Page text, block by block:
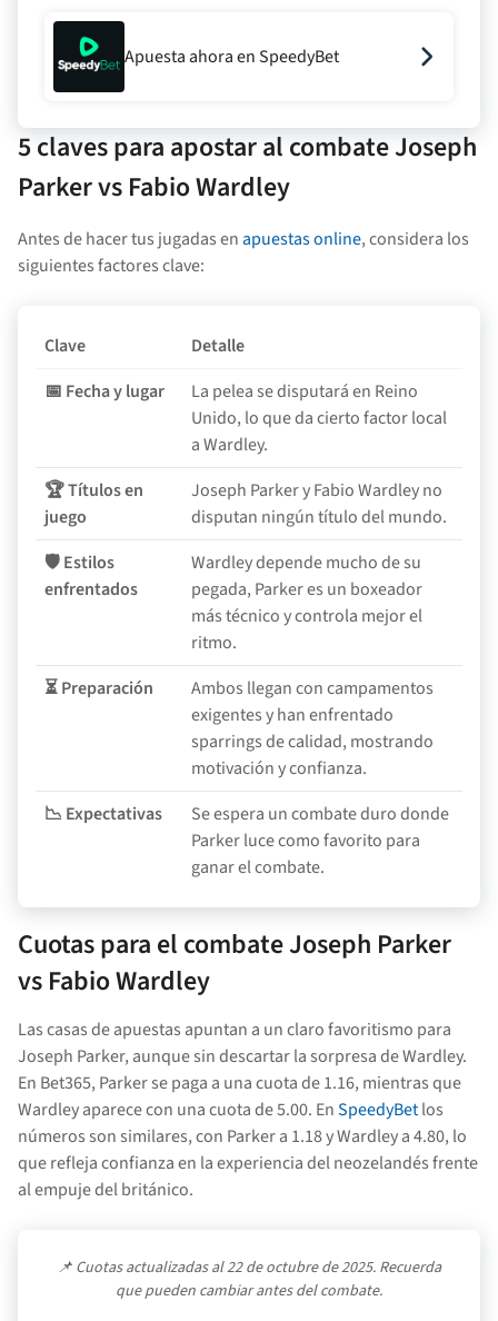
Apuesta ahora en SpeedyBet
5 claves para apostar al combate Joseph
Parker vs Fabio Wardley
Antes de hacer tus jugadas enapuestas online, considera los
siguientes factores clave:
Clave
Detalle
📅 Fecha y lugar
La pelea se disputará en Reino
Unido, lo que da cierto factor local
a Wardley.
🏆 Títulos en
juego
Joseph Parker y Fabio Wardley no
disputan ningún título del mundo.
🛡️ Estilos
enfrentados
Wardley depende mucho de su
pegada, Parker es un boxeador
más técnico y controla mejor el
ritmo.
⏳ Preparación
Ambos llegan con campamentos
exigentes y han enfrentado
sparrings de calidad, mostrando
motivación y confianza.
📉 Expectativas
Se espera un combate duro donde
Parker luce como favorito para
ganar el combate.
Cuotas para el combate Joseph Parker
vs Fabio Wardley
Las casas de apuestas apuntan a un claro favoritismo para
Joseph Parker, aunque sin descartar la sorpresa de Wardley.
En Bet365, Parker se paga a una cuota de 1.16, mientras que
Wardley aparece con una cuota de 5.00. EnSpeedyBetlos
números son similares, con Parker a 1.18 y Wardley a 4.80, lo
que refleja confianza en la experiencia del neozelandés frente
al empuje del británico.
📌 Cuotas actualizadas al 22 de octubre de 2025. Recuerda
que pueden cambiar antes del combate.